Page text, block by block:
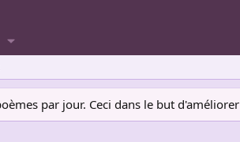
par jour. Ceci dans le but